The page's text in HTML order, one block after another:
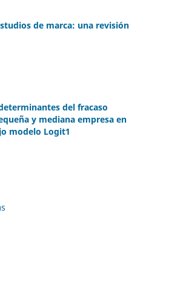
de marca: una revisión
del fracaso
y mediana empresa en
modelo Logit1